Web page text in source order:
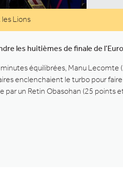
Lions
les huitièmes de finale de
équilibrées, Manu
enclenchaient le turbo pour
un Retin Obasohan (25 points